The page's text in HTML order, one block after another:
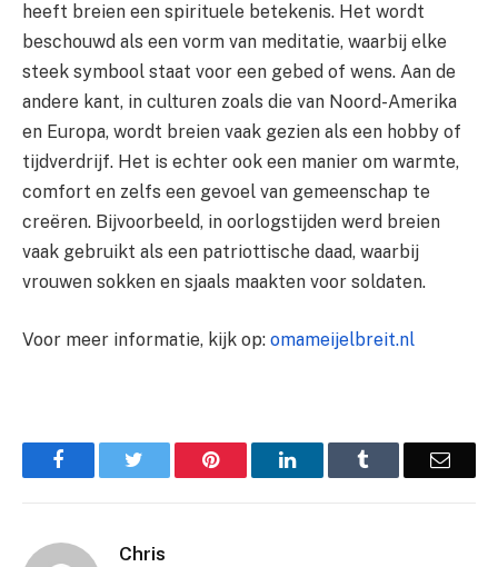
heeft breien een spirituele betekenis. Het wordt
beschouwd als een vorm van meditatie, waarbij elke
steek symbool staat voor een gebed of wens. Aan de
andere kant, in culturen zoals die van Noord-Amerika
en Europa, wordt breien vaak gezien als een hobby of
tijdverdrijf. Het is echter ook een manier om warmte,
comfort en zelfs een gevoel van gemeenschap te
creëren. Bijvoorbeeld, in oorlogstijden werd breien
vaak gebruikt als een patriottische daad, waarbij
vrouwen sokken en sjaals maakten voor soldaten.
Voor meer informatie, kijk op: omameijelbreit.nl
Facebook Pinterest LinkedIn Email
Chris